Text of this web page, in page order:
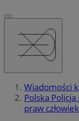
Wiadomości
Polska
praw